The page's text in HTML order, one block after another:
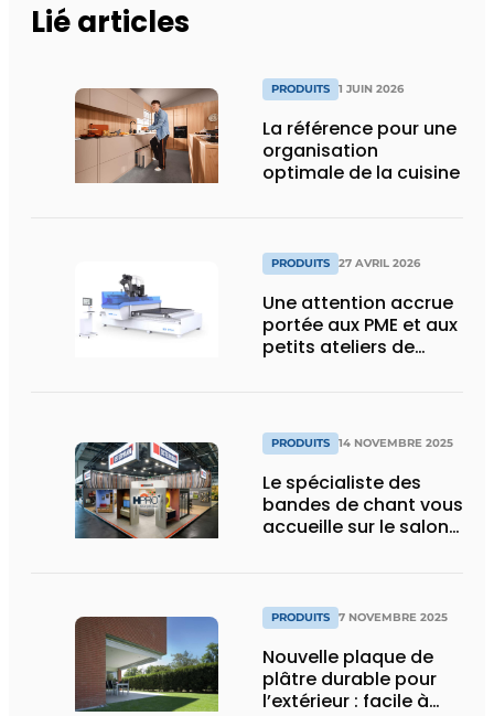
Lié articles
PRODUITS 1 JUIN 2026
La référence pour une
organisation
optimale de la cuisine
PRODUITS 27 AVRIL 2026
Une attention accrue
portée aux PME et aux
petits ateliers de
PRODUITS 14 NOVEMBRE 2025
Le spécialiste des
bandes de chant vous
accueille sur le salon
PRODUITS 7 NOVEMBRE 2025
Nouvelle plaque de
plâtre durable pour
l’extérieur : facile à